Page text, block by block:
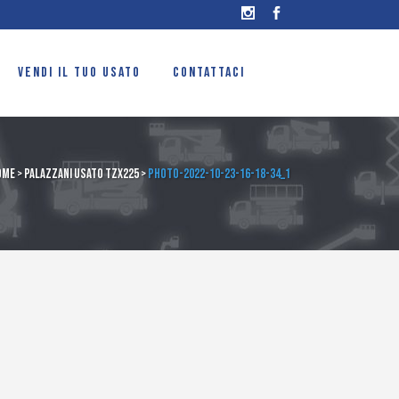
VENDI IL TUO USATO CONTATTACI
>Palazzani usato TZX225>PHOTO-2022-10-23-16-18-34_1